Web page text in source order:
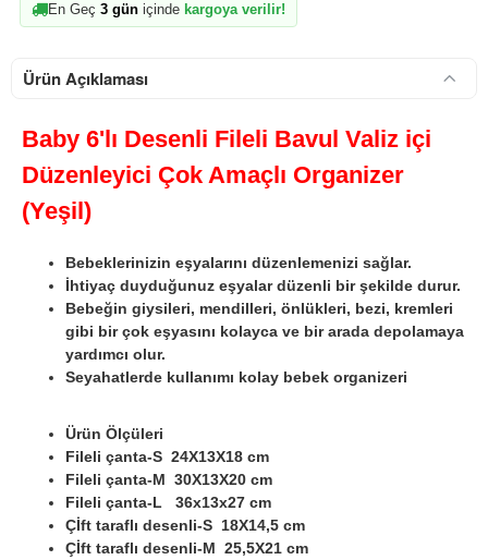
En Geç 3 gün içinde kargoya verilir!
Ürün Açıklaması
Baby 6'lı Desenli Fileli Bavul Valiz içi
Düzenleyici Çok Amaçlı Organizer
(Yeşil)
Bebeklerinizin eşyalarını düzenlemenizi sağlar.
İhtiyaç duyduğunuz eşyalar düzenli bir şekilde durur.
Bebeğin giysileri, mendilleri, önlükleri, bezi, kremleri
gibi bir çok eşyasını kolayca ve bir arada depolamaya
yardımcı olur.
Seyahatlerde kullanımı kolay bebek organizeri
Ürün Ölçüleri
Fileli çanta-S 24X13X18 cm
Fileli çanta-M 30X13X20 cm
Fileli çanta-L 36x13x27 cm
Çİft taraflı desenli-S 18X14,5 cm
Çİft taraflı desenli-M 25,5X21 cm